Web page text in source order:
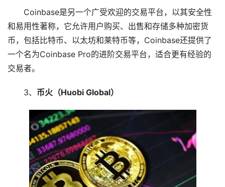
Coinbase是另一个广受欢迎的交易平台，以其安全性
和易用性著称，它允许用户购买、出售和存储多种加密货
币，包括比特币、以太坊和莱特币等，Coinbase还提供了
一个名为Coinbase Pro的进阶交易平台，适合更有经验的
交易者。
3、 币火（Huobi Global）